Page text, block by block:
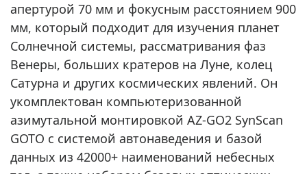
апертурой 70 мм и фокусным расстоянием 900
мм, который подходит для изучения планет
Солнечной системы, рассматривания фаз
Венеры, больших кратеров на Луне, колец
Сатурна и других космических явлений. Он
укомплектован компьютеризованной
азимутальной монтировкой AZ-GO2 SynScan
GOTO с системой автонаведения и базой
данных из 42000+ наименований небесных